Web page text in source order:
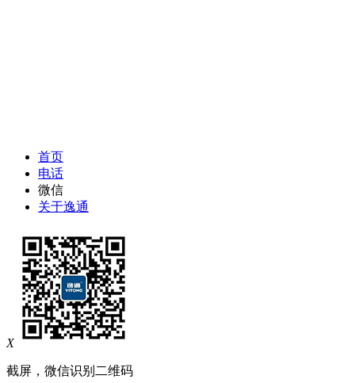
首页
电话
微信
关于逸通
X
截屏，微信识别二维码